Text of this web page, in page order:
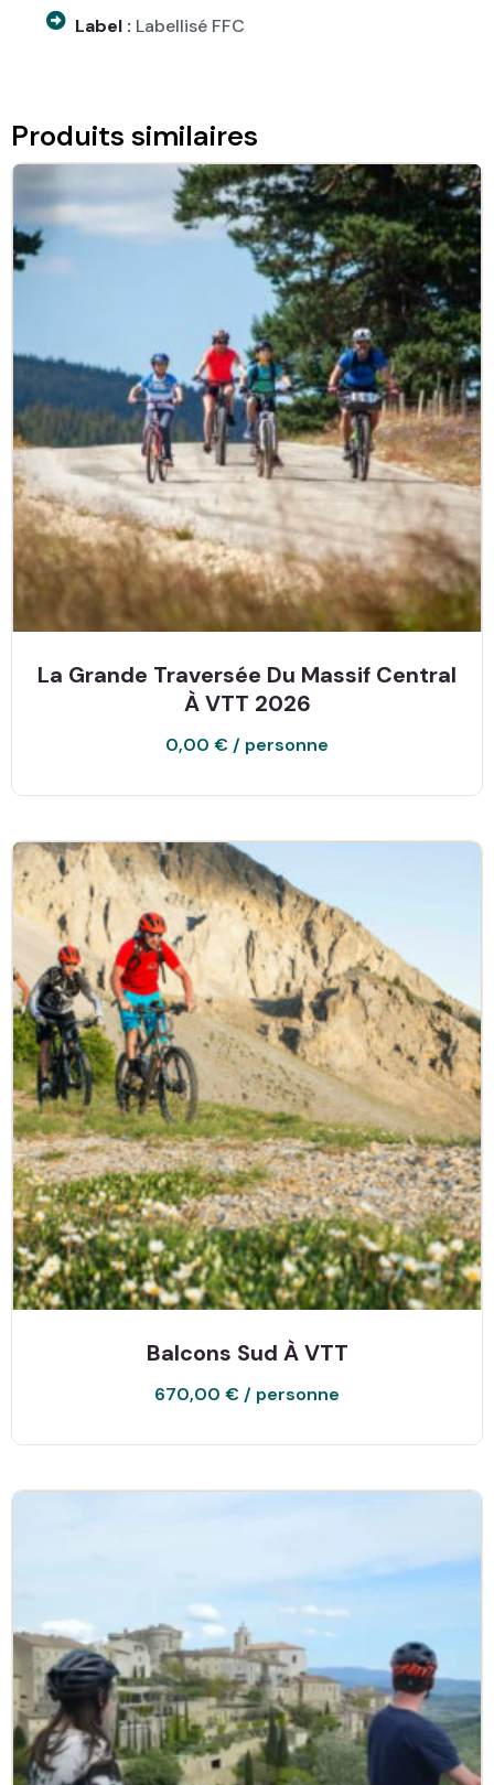
Label : Labellisé FFC
Produits similaires
La Grande Traversée Du Massif Central
À VTT 2026
0,00 €
Balcons Sud À VTT
670,00 €